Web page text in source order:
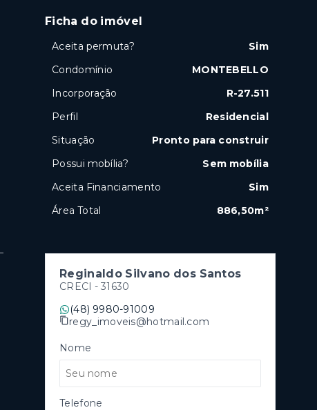
Ficha do imóvel
Aceita permuta?
Sim
Condomínio
MONTEBELLO
Incorporação
R-27.511
Perfil
Residencial
Situação
Pronto para construir
Possui mobília?
Sem mobília
Aceita Financiamento
Sim
Área Total
886,50m²
Reginaldo Silvano dos Santos
CRECI -31630
(48) 9980-91009
regy_imoveis@hotmail.com
Nome
Telefone